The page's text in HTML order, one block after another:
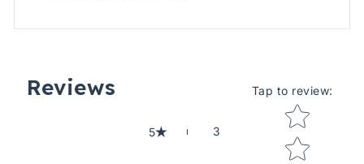
Reviews
5 3
Tap to review:
Star rating